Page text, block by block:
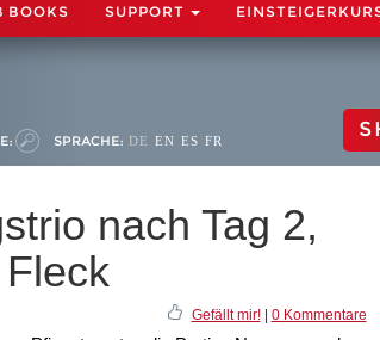
BOOKS SUPPORT
SPRACHE: DE EN ES FR
nach Tag 2,
Gefällt mir!| 0 Kommentare